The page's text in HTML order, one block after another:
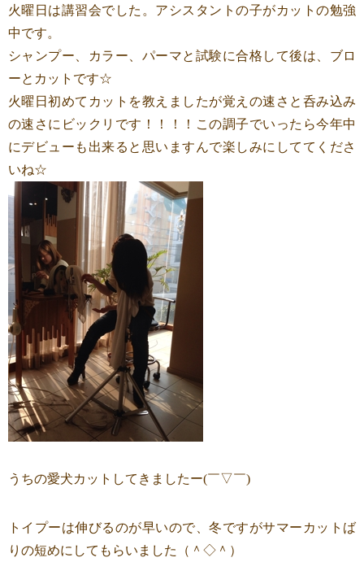
火曜日は講習会でした。アシスタントの子がカットの勉強
中です。
シャンプー、カラー、パーマと試験に合格して後は、ブロ
ーとカットです☆
火曜日初めてカットを教えましたが覚えの速さと呑み込み
の速さにビックリです！！！！この調子でいったら今年中
にデビューも出来ると思いますんで楽しみにしててくださ
いね☆
うちの愛犬カットしてきましたー(￣▽￣)
トイプーは伸びるのが早いので、冬ですがサマーカットば
りの短めにしてもらいました（＾◇＾）